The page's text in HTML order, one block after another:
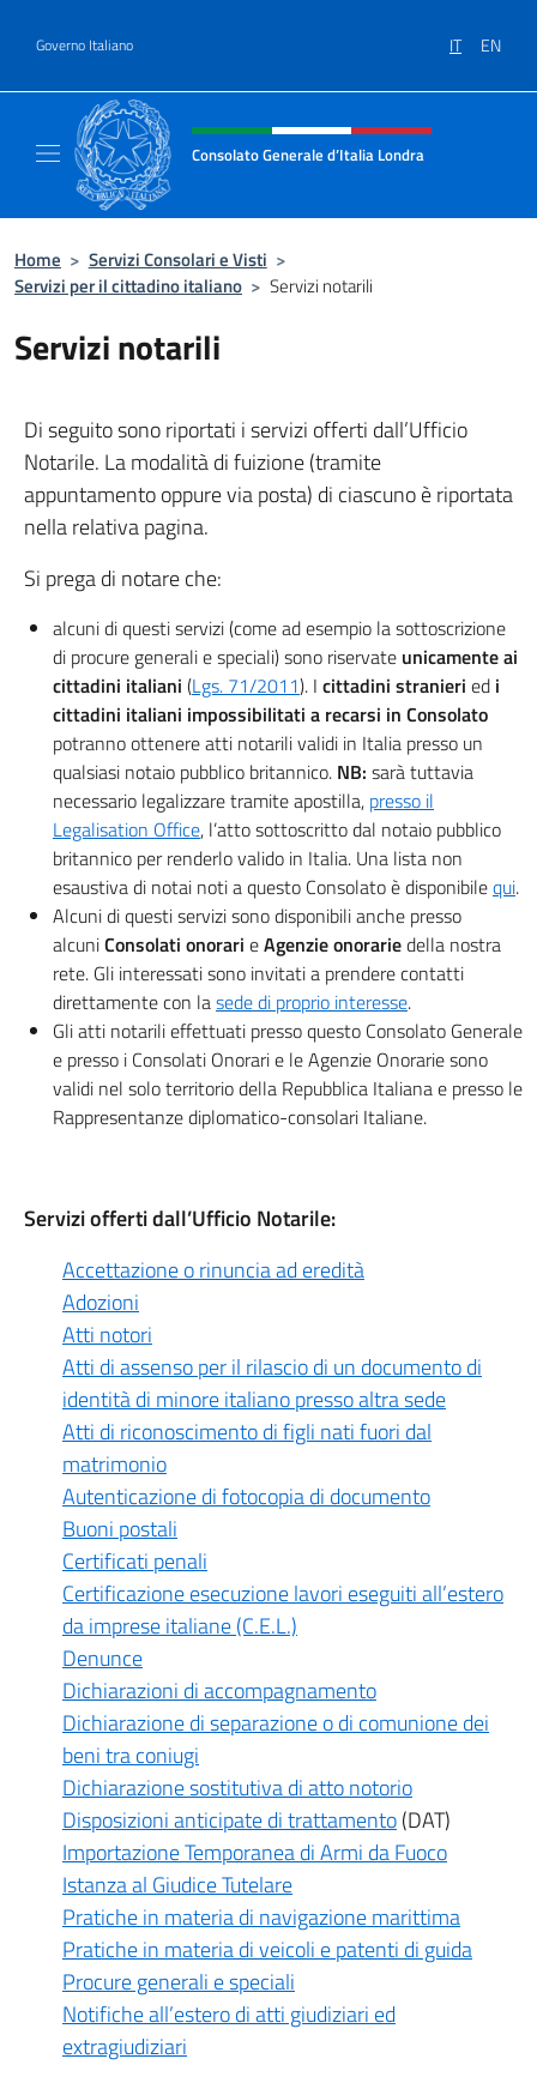
Governo Italiano IT EN
Intestazione sito, social e menù
Consolato Generale d’Italia Londra
Home > Servizi Consolari e Visti >
Servizi per il cittadino italiano > Servizi notarili
Servizi notarili
Di seguito sono riportati i servizi offerti dall’Ufficio
Notarile. La modalità di fuizione (tramite
appuntamento oppure via posta) di ciascuno è riportata
nella relativa pagina.
Si prega di notare che:
alcuni di questi servizi (come ad esempio la sottoscrizione
di procure generali e speciali) sono riservate unicamente ai
cittadini italiani (Lgs. 71/2011). I cittadini stranieri ed i
cittadini italiani impossibilitati a recarsi in Consolato
potranno ottenere atti notarili validi in Italia presso un
qualsiasi notaio pubblico britannico. NB: sarà tuttavia
necessario legalizzare tramite apostilla, presso il
Legalisation Office, l’atto sottoscritto dal notaio pubblico
britannico per renderlo valido in Italia. Una lista non
esaustiva di notai noti a questo Consolato è disponibilequi.
Alcuni di questi servizi sono disponibili anche presso
alcuniConsolati onorari eAgenzie onorariedella nostra
rete. Gli interessati sono invitati a prendere contatti
direttamente con lasede di proprio interesse.
Gli atti notarili effettuati presso questo Consolato Generale
e presso i Consolati Onorari e le Agenzie Onorarie sono
validi nel solo territorio della Repubblica Italiana e presso le
Rappresentanze diplomatico-consolari Italiane.
Servizi offerti dall’Ufficio Notarile:
Accettazione o rinuncia ad eredità
Adozioni
Atti notori
Atti di assenso per il rilascio di un documento di
identità di minore italiano presso altra sede
Atti di riconoscimento di figli nati fuori dal
matrimonio
Autenticazione di fotocopia di documento
Buoni postali
Certificati penali
Certificazione esecuzione lavori eseguiti all’estero
da imprese italiane (C.E.L.)
Denunce
Dichiarazioni di accompagnamento
Dichiarazione di separazione o di comunione dei
beni tra coniugi
Dichiarazione sostitutiva di atto notorio
Disposizioni anticipate di trattamento(DAT)
Importazione Temporanea di Armi da Fuoco
Istanza al Giudice Tutelare
Pratiche in materia di navigazione marittima
Pratiche in materia di veicoli e patenti di guida
Procure generali e speciali
Notifiche all’estero di atti giudiziari ed
extragiudiziari